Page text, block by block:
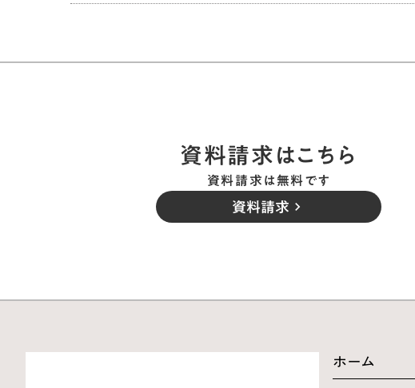
資料請求はこちら
資料請求は無料です
資料請求 keyboard_arrow_right
ホーム